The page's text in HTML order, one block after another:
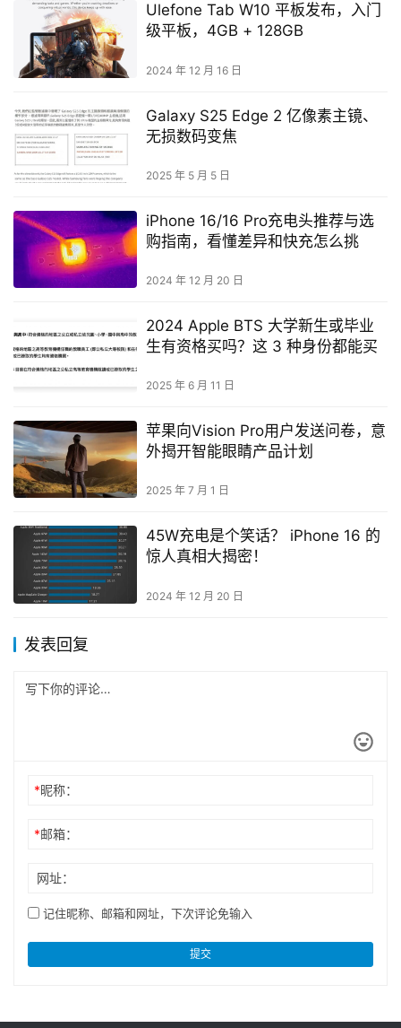
Ulefone Tab W10 平板发布，入门
级平板，4GB + 128GB
2024 年 12 月 16 日
Galaxy S25 Edge 2 亿像素主镜、
无损数码变焦
2025 年 5 月 5 日
iPhone 16/16 Pro充电头推荐与选
购指南，看懂差异和快充怎么挑
2024 年 12 月 20 日
2024 Apple BTS 大学新生或毕业
生有资格买吗？这 3 种身份都能买
2025 年 6 月 11 日
苹果向Vision Pro用户发送问卷，意
外揭开智能眼睛产品计划
2025 年 7 月 1 日
45W充电是个笑话？ iPhone 16 的
惊人真相大揭密！
2024 年 12 月 20 日
发表回复
*昵称：
*邮箱：
网址：
记住昵称、邮箱和网址，下次评论免输入
提交